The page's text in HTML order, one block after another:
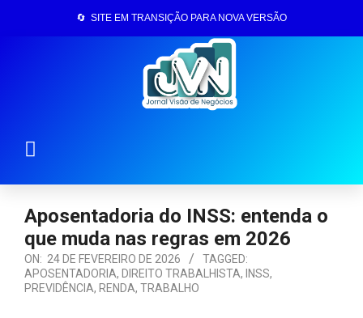
🔄 SITE EM TRANSIÇÃO PARA NOVA VERSÃO
Aposentadoria do INSS: entenda o
que muda nas regras em 2026
ON: 24 DE FEVEREIRO DE 2026
TAGGED:
APOSENTADORIA, DIREITO TRABALHISTA, INSS,
PREVIDÊNCIA, RENDA, TRABALHO